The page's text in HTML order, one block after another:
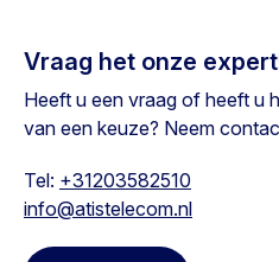
Vraag het onze
Heeft u een vraag of heeft u
van een keuze? Neem
Tel: +31203582510
info@atistelecom.nl